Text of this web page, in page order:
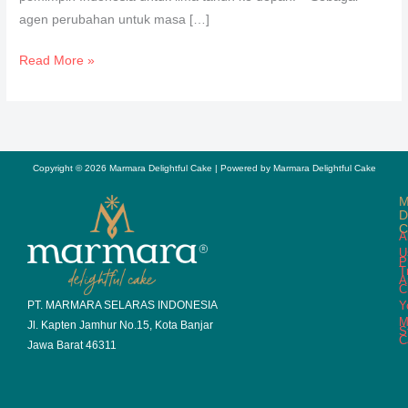
agen perubahan untuk masa […]
Read More »
Copyright © 2026 Marmara Delightful Cake | Powered by Marmara Delightful Cake
PT. MARMARA SELARAS INDONESIA
Jl. Kapten Jamhur No.15, Kota Banjar
Jawa Barat 46311